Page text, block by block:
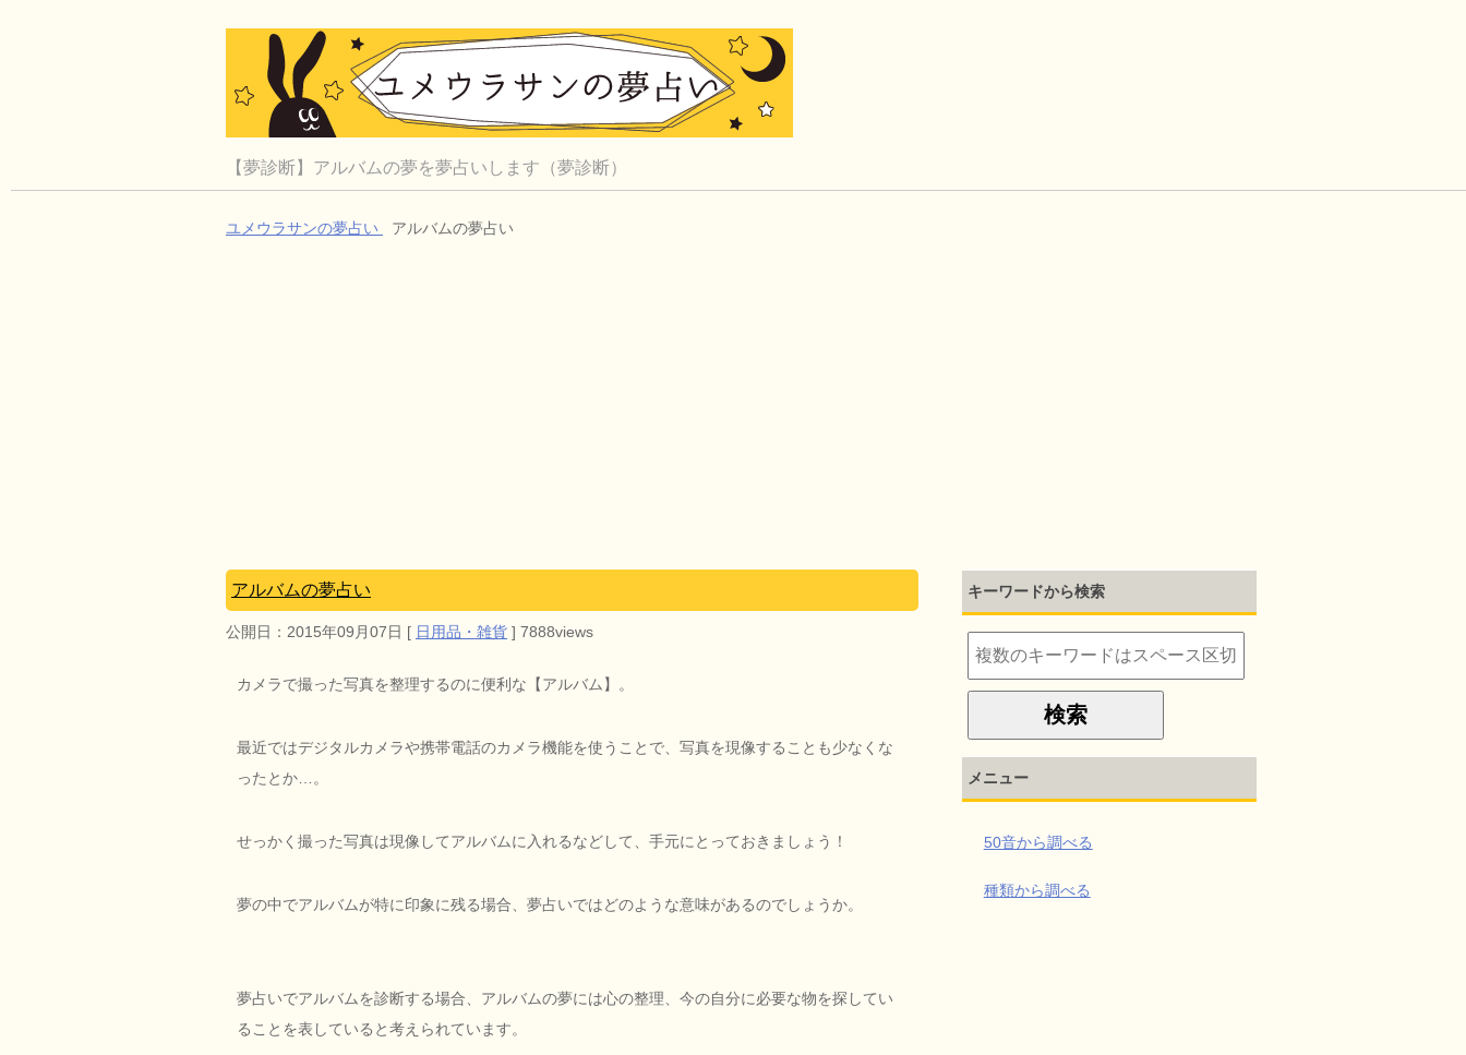
【夢診断】アルバムの夢を夢占いします（夢診断）
ユメウラサンの夢占い アルバムの夢占い
アルバムの夢占い
公開日： 2015年09月07日 [ 日用品・雑貨 ] 7888views
カメラで撮った写真を整理するのに便利な【アルバム】。
最近ではデジタルカメラや携帯電話のカメラ機能を使うことで、写真を現像することも少なくな
ったとか…。
せっかく撮った写真は現像してアルバムに入れるなどして、手元にとっておきましょう！
夢の中でアルバムが特に印象に残る場合、夢占いではどのような意味があるのでしょうか。
夢占いでアルバムを診断する場合、アルバムの夢には心の整理、今の自分に必要な物を探してい
ることを表していると考えられています。
キーワードから検索
メニュー
50音から調べる
種類から調べる